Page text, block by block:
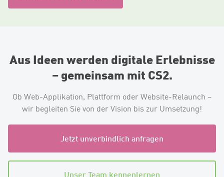
Aus Ideen werden digitale Erlebnisse
– gemeinsam mit CS2.
Ob Web-Applikation, Plattform oder Website-Relaunch –
wir begleiten Sie von der Vision bis zur Umsetzung!
Jetzt unverbindlich anfragen
Unser Team kennenlernen